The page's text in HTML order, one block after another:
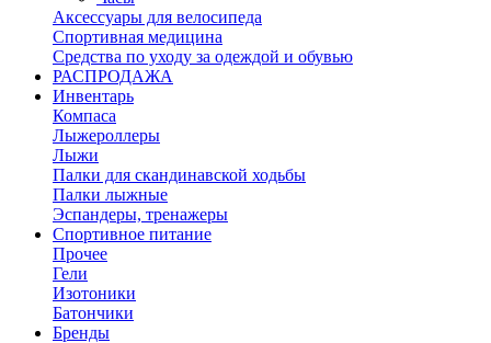
Аксессуары для велосипеда
Спортивная медицина
Средства по уходу за одеждой и обувью
РАСПРОДАЖА
Инвентарь
Компаса
Лыжероллеры
Лыжи
Палки для скандинавской ходьбы
Палки лыжные
Эспандеры, тренажеры
Спортивное питание
Прочее
Гели
Изотоники
Батончики
Бренды